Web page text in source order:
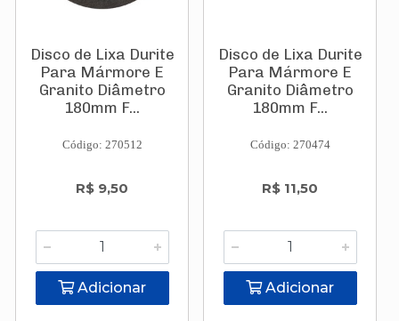
Disco de Lixa Durite
Para Mármore E
Granito Diâmetro
180mm F...
Código: 270512
R$ 9,50
Adicionar
Disco de Lixa Durite
Para Mármore E
Granito Diâmetro
180mm F...
Código: 270474
R$ 11,50
Adicionar